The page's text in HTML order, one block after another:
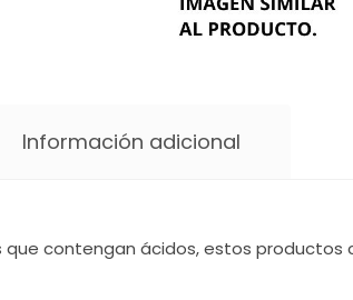
Información adicional
que contengan ácidos, estos productos